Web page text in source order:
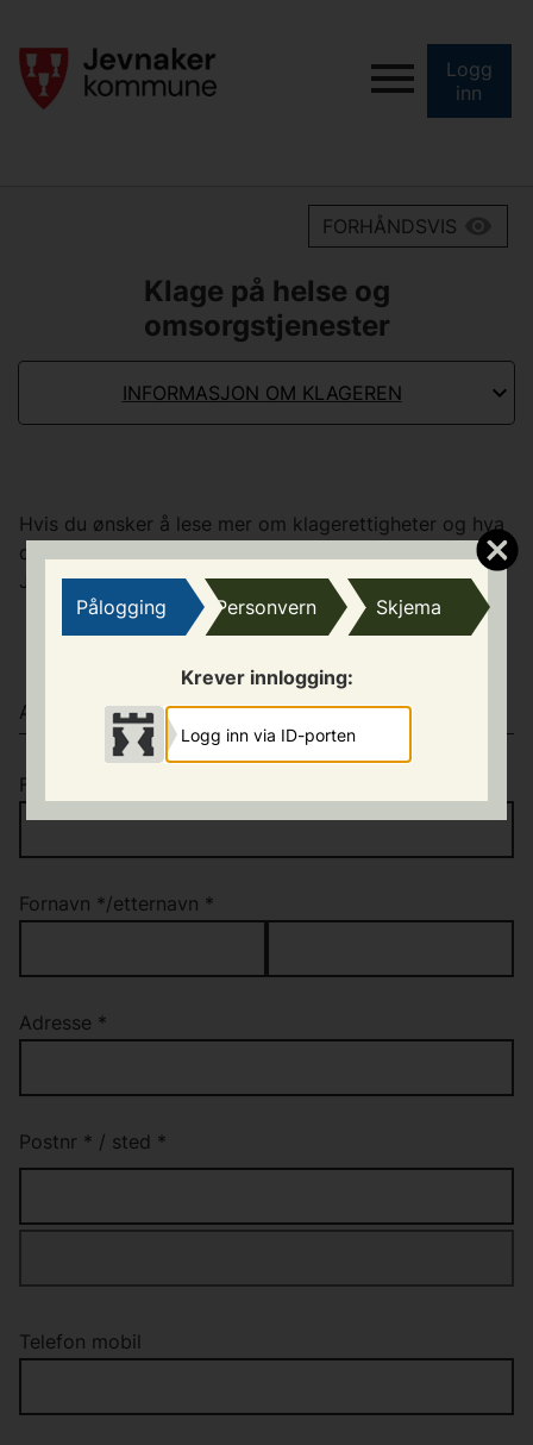
Pålogging Personvern Skjema
Krever innlogging:
Logg inn via ID-porten
Logg
inn
FORHÅNDSVIS
Klage på helse og
omsorgstjenester
INFORMASJON OM KLAGEREN
Hvis du ønsker å lese mer om klagerettigheter og hva
du kan klage på, kan du lese mer om disse reglene på
Jevnaker kommune sin hjemmeside.
AVSENDER
Fødselsnummer
Fornavn */etternavn *
Adresse *
Postnr * / sted *
Telefon mobil